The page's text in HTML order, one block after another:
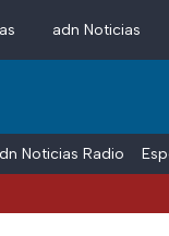
adn Noticias
Noticias Radio